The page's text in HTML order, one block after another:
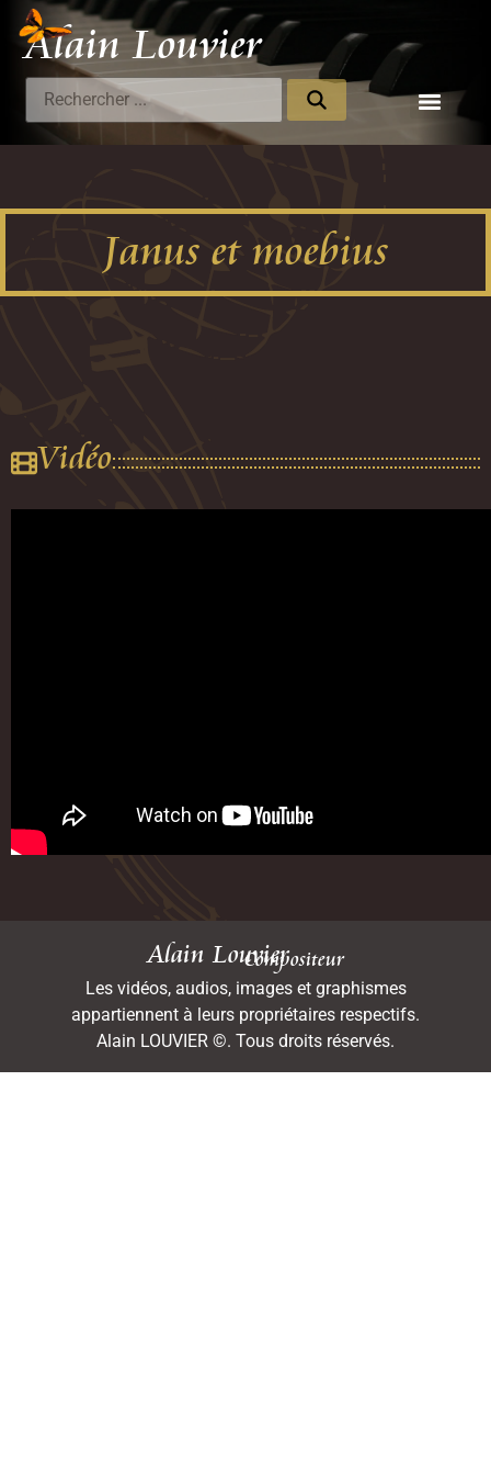
Alain LouvierCompositeur
Janus et moebius
Vidéo
Alain LouvierCompositeur
Les vidéos, audios, images et graphismes
appartiennent à leurs propriétaires respectifs.
Alain LOUVIER ©. Tous droits réservés.